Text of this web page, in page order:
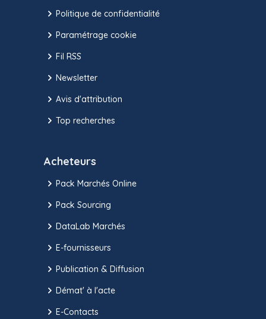
Politique de confidentialité
Paramétrage cookie
Fil RSS
Newsletter
Avis d'attribution
Top recherches
Acheteurs
Pack Marchés Online
Pack Sourcing
DataLab Marchés
E-fournisseurs
Publication & Diffusion
Démat' à l'acte
E-Contacts